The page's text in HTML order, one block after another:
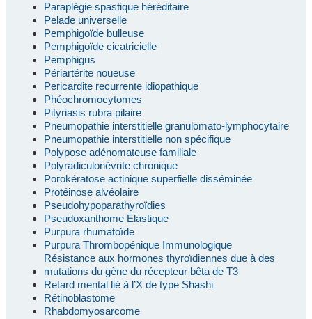
Paraplégie spastique héréditaire
Pelade universelle
Pemphigoïde bulleuse
Pemphigoïde cicatricielle
Pemphigus
Périartérite noueuse
Pericardite recurrente idiopathique
Phéochromocytomes
Pityriasis rubra pilaire
Pneumopathie interstitielle granulomato-lymphocytaire
Pneumopathie interstitielle non spécifique
Polypose adénomateuse familiale
Polyradiculonévrite chronique
Porokératose actinique superfielle disséminée
Protéinose alvéolaire
Pseudohypoparathyroïdies
Pseudoxanthome Elastique
Purpura rhumatoïde
Purpura Thrombopénique Immunologique
Résistance aux hormones thyroïdiennes due à des
mutations du gène du récepteur bêta de T3
Retard mental lié à l’X de type Shashi
Rétinoblastome
Rhabdomyosarcome